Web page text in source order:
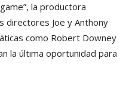
la productora
directores Joe y Anthony
como Robert Downey
la última oportunidad para